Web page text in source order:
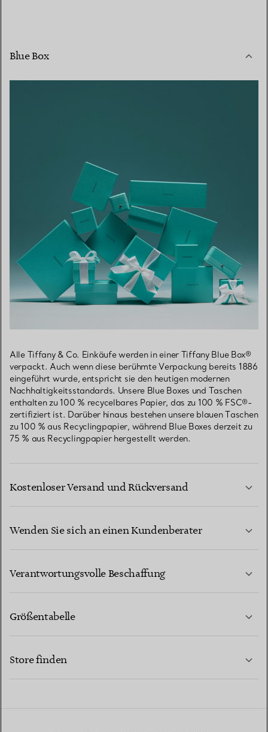
Blue Box
Alle Tiffany & Co. Einkäufe werden in einer Tiffany Blue Box®
verpackt. Auch wenn diese berühmte Verpackung bereits 1886
eingeführt wurde, entspricht sie den heutigen modernen
Nachhaltigkeitsstandards. Unsere Blue Boxes und Taschen
enthalten zu 100 % recycelbares Papier, das zu 100 % FSC®-
zertifiziert ist. Darüber hinaus bestehen unsere blauen Taschen
zu 100 % aus Recyclingpapier, während Blue Boxes derzeit zu
75 % aus Recyclingpapier hergestellt werden.
Kostenloser Versand und Rückversand
Wenden Sie sich an einen Kundenberater
Verantwortungsvolle Beschaffung
Größentabelle
Store finden